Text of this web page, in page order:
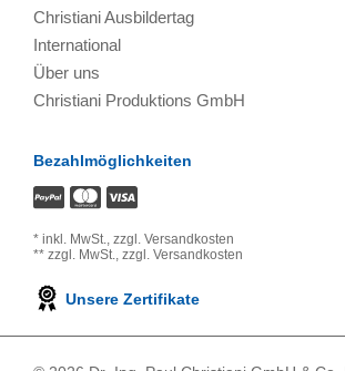
Christiani Ausbildertag
International
Über uns
Christiani Produktions GmbH
Bezahlmöglichkeiten
* inkl. MwSt., zzgl. Versandkosten
** zzgl. MwSt., zzgl. Versandkosten
Unsere Zertifikate